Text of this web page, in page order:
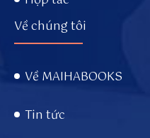
Về chúng tôi
Về MAIHABOOKS
Tin tức